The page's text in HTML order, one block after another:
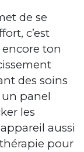
de se
c’est
ton
des soins
un panel
les
aussi
pour